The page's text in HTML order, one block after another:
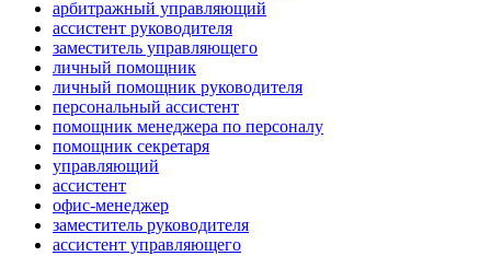
арбитражный управляющий
ассистент руководителя
заместитель управляющего
личный помощник
личный помощник руководителя
персональный ассистент
помощник менеджера по персоналу
помощник секретаря
управляющий
ассистент
офис-менеджер
заместитель руководителя
ассистент управляющего